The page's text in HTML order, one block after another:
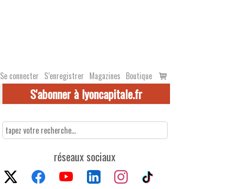
Se connecter S’enregistrer Magazines Boutique
Voir
le
S'abonner à lyoncapitale.fr
réseaux sociaux